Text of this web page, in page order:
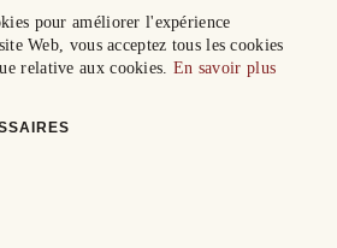
pour améliorer l'expérience
Web, vous acceptez tous les cookies
relative aux cookies. En savoir plus